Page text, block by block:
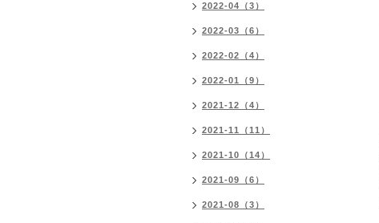
2022-04（3）
2022-03（6）
2022-02（4）
2022-01（9）
2021-12（4）
2021-11（11）
2021-10（14）
2021-09（6）
2021-08（3）